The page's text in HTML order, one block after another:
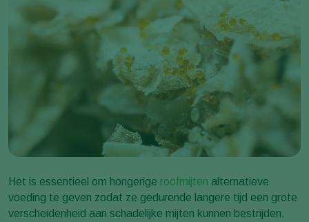
Het is essentieel om hongerige roofmijten alternatieve
voeding te geven zodat ze gedurende langere tijd een grote
verscheidenheid aan schadelijke mijten kunnen bestrijden.